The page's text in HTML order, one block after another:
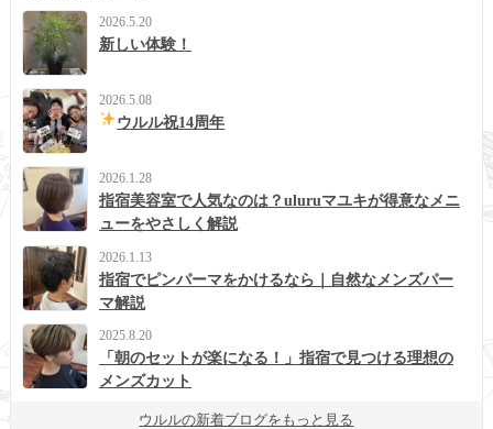
2026.5.20
新しい体験！
2026.5.08
ウルル祝14周年
2026.1.28
指宿美容室で人気なのは？uluruマユキが得意なメニ
ューをやさしく解説
2026.1.13
指宿でピンパーマをかけるなら｜自然なメンズパー
マ解説
2025.8.20
「朝のセットが楽になる！」指宿で見つける理想の
メンズカット
ウルルの新着ブログをもっと見る